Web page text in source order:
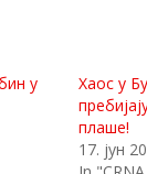
у
Хаос у
плаше!
17. јун